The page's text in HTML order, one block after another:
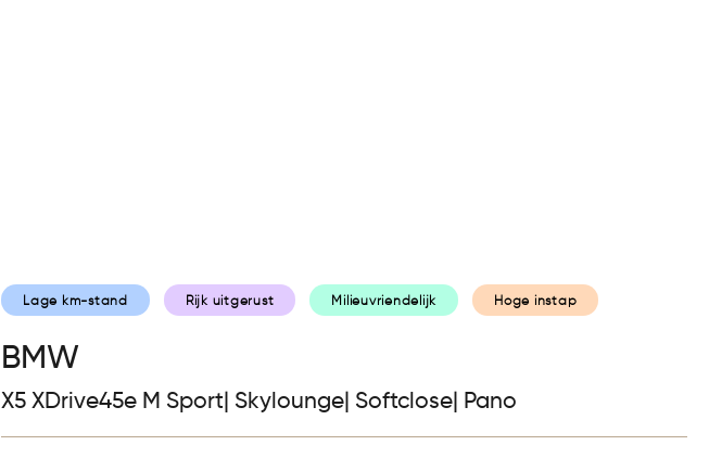
Lage km-stand Rijk uitgerust Milieuvriendelijk Hoge instap
BMW
X5 XDrive45e M Sport| Skylounge| Softclose| Pano